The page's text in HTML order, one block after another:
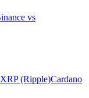
vs
XRP (Ripple)Cardano